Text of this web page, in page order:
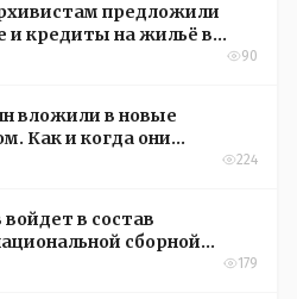
предложили
кредиты на жильё в
90
вложили в новые
Как и когда они
224
в состав
сборной
179